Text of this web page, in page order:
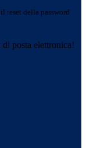
reset della password
posta elettronica!